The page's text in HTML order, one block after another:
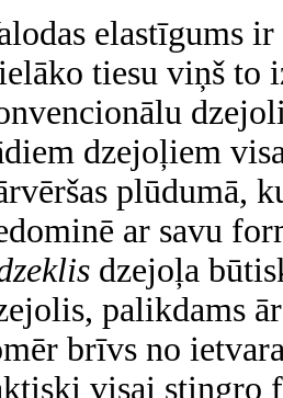
elastīgums
tiesu viņš to
dzejoļiem
plūdumā,
ar savu
dzejoļa
palikdams
brīvs no
visai stingro